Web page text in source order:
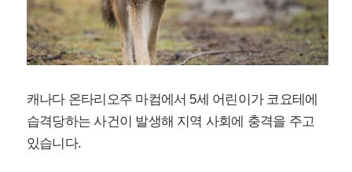
캐나다 온타리오주 마컴에서 5세 어린이가 코요테에
습격당하는 사건이 발생해 지역 사회에 충격을 주고
있습니다.